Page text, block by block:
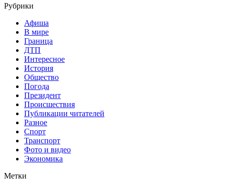
Рубрики
Афиша
В мире
Граница
ДТП
Интересное
История
Общество
Погода
Президент
Происшествия
Публикации читателей
Разное
Спорт
Транспорт
Фото и видео
Экономика
Метки